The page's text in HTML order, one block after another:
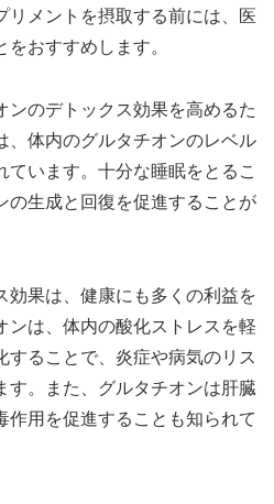
リメントを摂取する前には、医
おすすめします。
ンのデトックス効果を高めるた
、体内のグルタチオンのレベル
ています。十分な睡眠をとるこ
の生成と回復を促進することが
効果は、健康にも多くの利益を
ンは、体内の酸化ストレスを軽
することで、炎症や病気のリス
す。また、グルタチオンは肝臓
作用を促進することも知られて